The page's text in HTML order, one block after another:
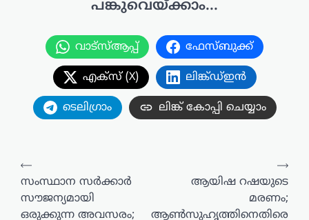
പങ്കുവെയ്ക്കാം...
വാട്സ്ആപ്പ് ഫേസ്ബുക്ക്
എക്സ് (X) ലിങ്ക്ഡ്ഇൻ
ടെലിഗ്രാം ലിങ്ക് കോപ്പി ചെയ്യാം
പോസ്റ്റുകളിലൂടെ
⟵
സംസ്ഥാന സർക്കാർ
സൗജന്യമായി
ഒരുക്കുന്ന അവസരം;
ആയിഷ റഷയുടെ
മരണം;
ആൺസുഹൃത്തിനെതിരെ
⟶